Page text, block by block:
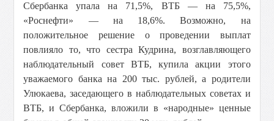
Сбербанка упала на 71,5%, ВТБ — на 75,5%,
«Роснефти» — на 18,6%. Возможно, на
положительное решение о проведении выплат
повлияло то, что сестра Кудрина, возглавляющего
наблюдательный совет ВТБ, купила акции этого
уважаемого банка на 200 тыс. рублей, а родители
Улюкаева, заседающего в наблюдательных советах и
ВТБ, и Сбербанка, вложили в «народные» ценные